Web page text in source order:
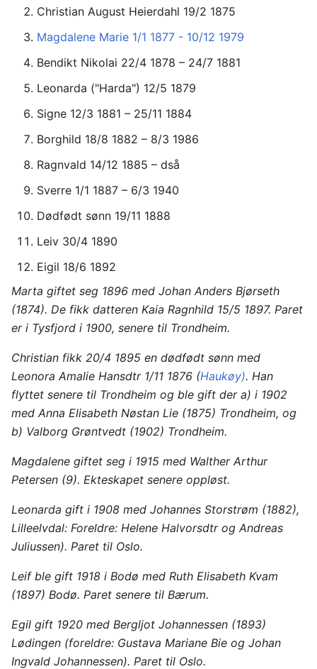
Christian August Heierdahl 19/2 1875
Magdalene Marie 1/1 1877 - 10/12 1979
Bendikt Nikolai 22/4 1878 – 24/7 1881
Leonarda ("Harda") 12/5 1879
Signe 12/3 1881 – 25/11 1884
Borghild 18/8 1882 – 8/3 1986
Ragnvald 14/12 1885 – dså
Sverre 1/1 1887 – 6/3 1940
Dødfødt sønn 19/11 1888
Leiv 30/4 1890
Eigil 18/6 1892
Marta giftet seg 1896 med Johan Anders Bjørseth
(1874). De fikk datteren Kaia Ragnhild 15/5 1897. Paret
er i Tysfjord i 1900, senere til Trondheim.
Christian fikk 20/4 1895 en dødfødt sønn med
Leonora Amalie Hansdtr 1/11 1876 (Haukøy). Han
flyttet senere til Trondheim og ble gift der a) i 1902
med Anna Elisabeth Nøstan Lie (1875) Trondheim, og
b) Valborg Grøntvedt (1902) Trondheim.
Magdalene giftet seg i 1915 med Walther Arthur
Petersen (9). Ekteskapet senere oppløst.
Leonarda gift i 1908 med Johannes Storstrøm (1882),
Lilleelvdal: Foreldre: Helene Halvorsdtr og Andreas
Juliussen). Paret til Oslo.
Leif ble gift 1918 i Bodø med Ruth Elisabeth Kvam
(1897) Bodø. Paret senere til Bærum.
Egil gift 1920 med Bergljot Johannessen (1893)
Lødingen (foreldre: Gustava Mariane Bie og Johan
Ingvald Johannessen). Paret til Oslo.